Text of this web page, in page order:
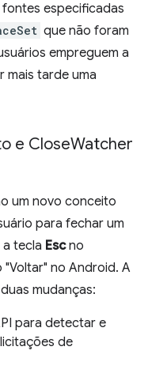
especificadas
que não foram
empreguem a
mais tarde uma
e CloseWatcher
um novo conceito
para fechar um
tecla Escno
no Android. A
mudanças:
para detectar e
de